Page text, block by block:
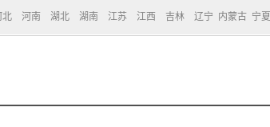
北 河南 湖北 湖南 江苏 江西 吉林 辽宁 内蒙古 宁夏